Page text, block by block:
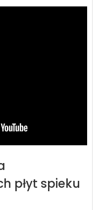
płyt spieku